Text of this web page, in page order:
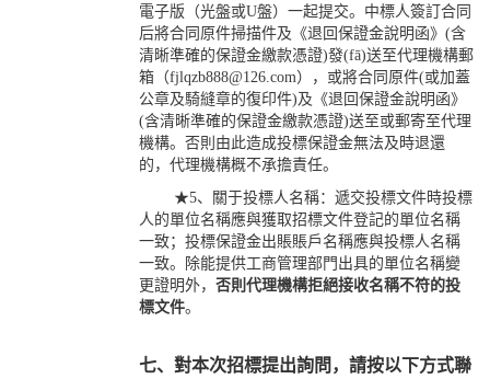
電子版（光盤或U盤）一起提交。中標人簽訂合同
后將合同原件掃描件及《退回保證金說明函》(含
清晰準確的保證金繳款憑證)發(fā)送至代理機構郵
箱（fjlqzb888@126.com），或將合同原件(或加蓋
公章及騎縫章的復印件)及《退回保證金說明函》
(含清晰準確的保證金繳款憑證)送至或郵寄至代理
機構。否則由此造成投標保證金無法及時退還
的，代理機構概不承擔責任。
★5、關于投標人名稱：遞交投標文件時投標
人的單位名稱應與獲取招標文件登記的單位名稱
一致；投標保證金出賬賬戶名稱應與投標人名稱
一致。除能提供工商管理部門出具的單位名稱變
更證明外， 否則代理機構拒絕接收名稱不符的投
標文件。
七、對本次招標提出詢問，請按以下方式聯